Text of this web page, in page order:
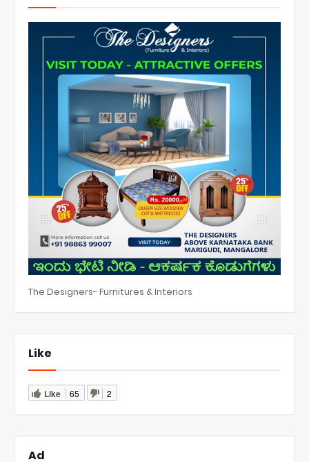
The Designers- Furnitures & Interiors
Like
Like 65 2
Ad